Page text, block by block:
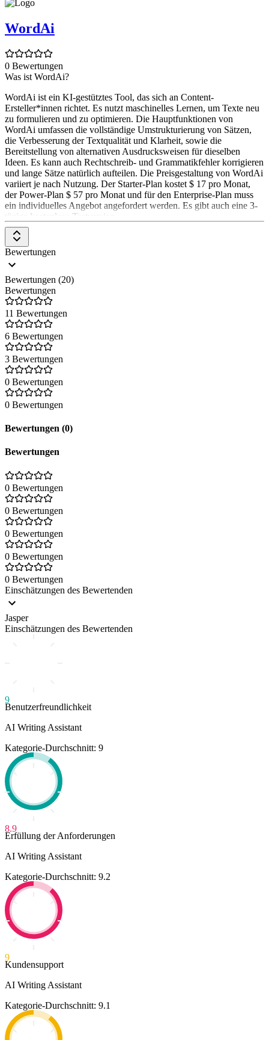
WordAi
0 Bewertungen
Was ist WordAi?
WordAi ist ein KI-gestütztes Tool, das sich an Content-
Ersteller*innen richtet. Es nutzt maschinelles Lernen, um Texte neu
zu formulieren und zu optimieren. Die Hauptfunktionen von
WordAi umfassen die vollständige Umstrukturierung von Sätzen,
die Verbesserung der Textqualität und Klarheit, sowie die
Bereitstellung von alternativen Ausdrucksweisen für dieselben
Ideen. Es kann auch Rechtschreib- und Grammatikfehler korrigieren
und lange Sätze natürlich aufteilen. Die Preisgestaltung von WordAi
variiert je nach Nutzung. Der Starter-Plan kostet $ 17 pro Monat,
der Power-Plan $ 57 pro Monat und für den Enterprise-Plan muss
ein individuelles Angebot angefordert werden. Es gibt auch eine 3-
tägige kostenlose Testversion.
Bewertungen
Bewertungen (20)
Bewertungen
11 Bewertungen
6 Bewertungen
3 Bewertungen
0 Bewertungen
0 Bewertungen
Bewertungen (0)
Bewertungen
0 Bewertungen
0 Bewertungen
0 Bewertungen
0 Bewertungen
0 Bewertungen
Einschätzungen des Bewertenden
Jasper
Einschätzungen des Bewertenden
9
Benutzerfreundlichkeit
AI Writing Assistant
Kategorie-Durchschnitt: 9
8.9
Erfüllung der Anforderungen
AI Writing Assistant
Kategorie-Durchschnitt: 9.2
9
Kundensupport
AI Writing Assistant
Kategorie-Durchschnitt: 9.1